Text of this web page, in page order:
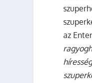
az